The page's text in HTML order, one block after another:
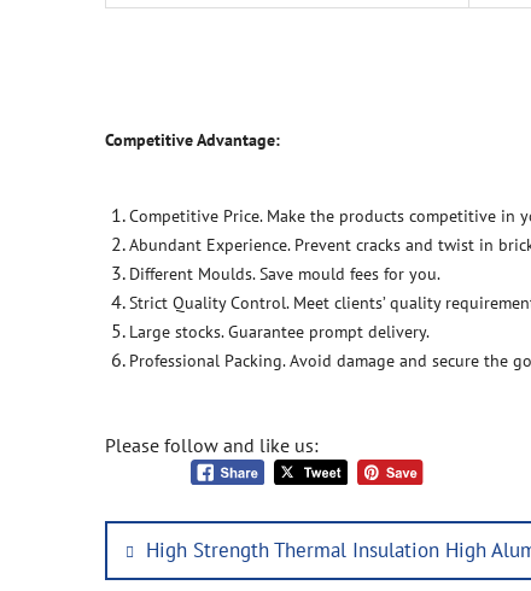
Competitive Advantage:
Competitive Price. Make the products competitive in
Abundant Experience. Prevent cracks and twist in
Different Moulds. Save mould fees for you.
Strict Quality Control. Meet clients’ quality
Large stocks. Guarantee prompt delivery.
Professional Packing. Avoid damage and secure the
Please follow and like us:
Post
navigation
Previous
post:
High Strength Thermal Insulation High